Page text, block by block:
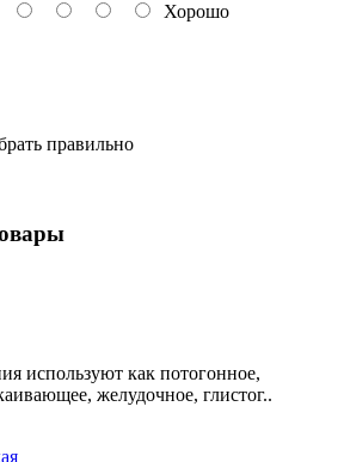
Хорошо
правильно
используют как потогонное,
желудочное, глистог..